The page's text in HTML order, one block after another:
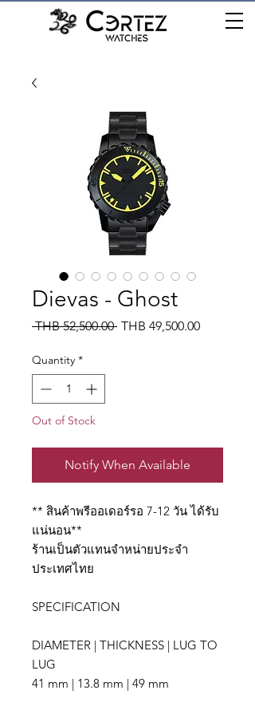
Dievas - Ghost
THB 52,500.00 Regular
THB 49,500.00Sale
Quantity *
Out of Stock
Notify When Available
** สินค้าพรีออเดอร์รอ 7-12 วัน ได้รับ
แน่นอน**
ร้านเป็นตัวแทนจำหน่ายประจำ
ประเทศไทย
SPECIFICATION
DIAMETER | THICKNESS | LUG TO
LUG
41 mm | 13.8 mm | 49 mm